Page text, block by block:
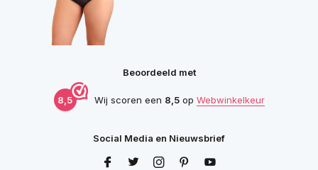
Beoordeeld met
8,5 Wij scoren een 8,5op Webwinkelkeur
Social Media en Nieuwsbrief